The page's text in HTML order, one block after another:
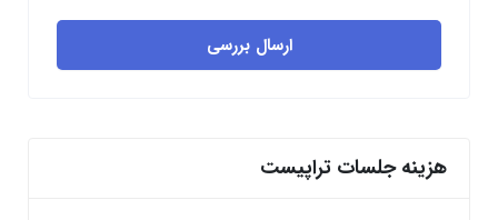
ارسال بررسی
هزینه جلسات تراپیست